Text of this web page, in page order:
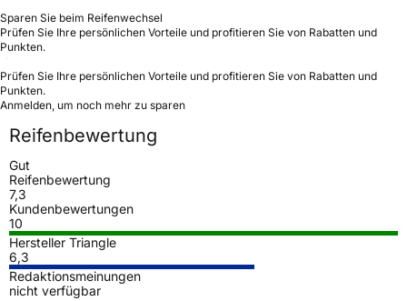
Sparen Sie beim Reifenwechsel
Prüfen Sie Ihre persönlichen Vorteile und profitieren Sie von Rabatten und
Punkten.
Prüfen Sie Ihre persönlichen Vorteile und profitieren Sie von Rabatten und
Punkten.
Anmelden, um noch mehr zu sparen
Reifenbewertung
Gut
Reifenbewertung
7,3
Kundenbewertungen
10
Hersteller Triangle
6,3
Redaktionsmeinungen
nicht verfügbar